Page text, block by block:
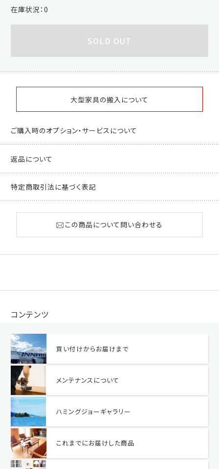
在庫状況：0
SOLD OUT
大型家具の搬入について
ご購入時のオプション・サービスについて
返品について
特定商取引法に基づく表記
この商品について問い合わせる
コンテンツ
買い付けからお届けまで
メンテナンスについて
ハミングジョーギャラリー
これまでにお届けした商品